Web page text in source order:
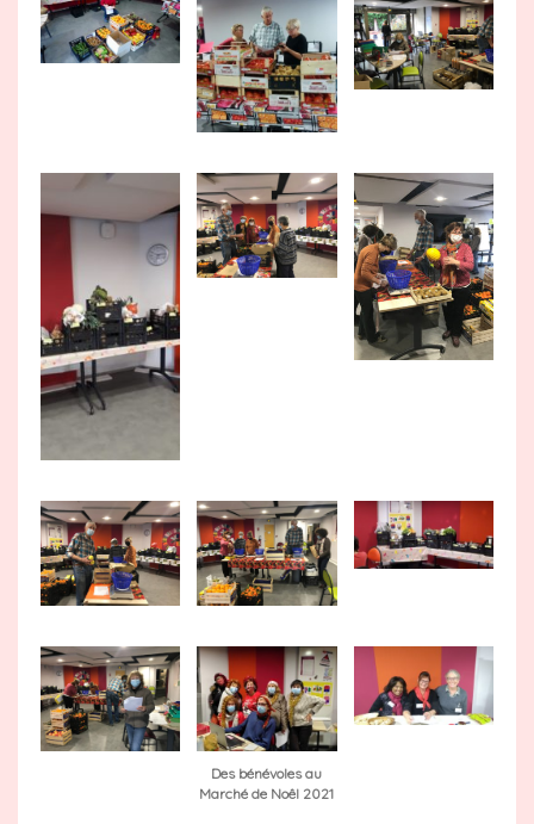
Des bénévoles au
Marché de Noêl 2021